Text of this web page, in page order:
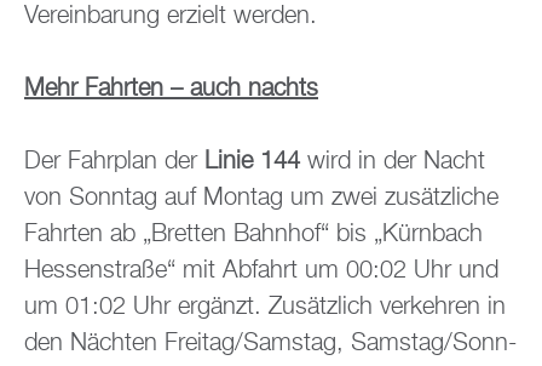
Ver­ein­ba­rung er­zielt wer­den.
Mehr Fahr­ten – auch nachts
Der Fahr­plan derLinie 144 wird in der Nacht
von Sonn­tag auf Mon­tag um zwei zu­sätz­li­che
Fahr­ten ab „Brett­en Bahn­hof“ bis „Kürn­bach
Hes­sen­stra­ße“ mit Ab­fahrt um 00:02 Uhr und
um 01:02 Uhr er­gänzt. Zu­sätz­lich ver­keh­ren in
den Näch­ten Frei­tag/Sams­tag, Sams­tag/Sonn­